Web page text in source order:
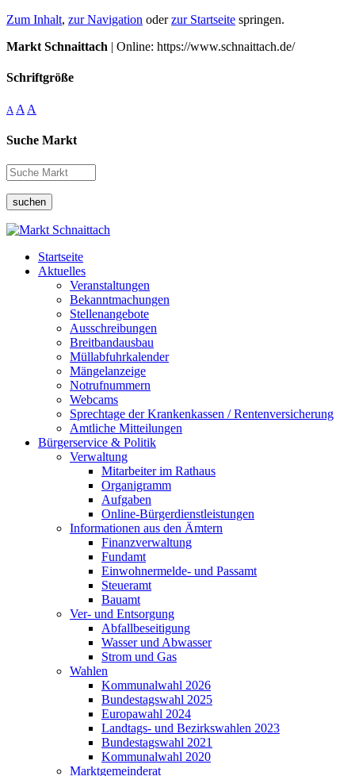
Zum Inhalt, zur Navigation oderzur Startseite springen.
Markt Schnaittach | Online: https://www.schnaittach.de/
Schriftgröße
A A A
Suche Markt
suchen
Startseite
Aktuelles
Veranstaltungen
Bekanntmachungen
Stellenangebote
Ausschreibungen
Breitbandausbau
Müllabfuhrkalender
Mängelanzeige
Notrufnummern
Webcams
Sprechtage der Krankenkassen / Rentenversicherung
Amtliche Mitteilungen
Bürgerservice & Politik
Verwaltung
Mitarbeiter im Rathaus
Organigramm
Aufgaben
Online-Bürgerdienstleistungen
Informationen aus den Ämtern
Finanzverwaltung
Fundamt
Einwohnermelde- und Passamt
Steueramt
Bauamt
Ver- und Entsorgung
Abfallbeseitigung
Wasser und Abwasser
Strom und Gas
Wahlen
Kommunalwahl 2026
Bundestagswahl 2025
Europawahl 2024
Landtags- und Bezirkswahlen 2023
Bundestagswahl 2021
Kommunalwahl 2020
Marktgemeinderat